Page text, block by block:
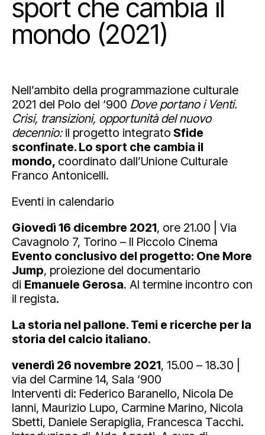
sport che cambia il
mondo (2021)
Nell’ambito della programmazione culturale
2021 del Polo del ‘900 Dove portano i Venti.
Crisi, transizioni, opportunità del nuovo
decennio:il progetto integrato Sfide
sconfinate. Lo sport che cambia il
mondo, coordinato dall’Unione Culturale
Franco Antonicelli.
Eventi in calendario
Giovedì 16 dicembre 2021, ore 21.00 | Via
Cavagnolo 7, Torino – Il Piccolo Cinema
Evento conclusivo del progetto: One More
Jump, proiezione del documentario
di Emanuele Gerosa. Al termine incontro con
il regista.
La storia nel pallone. Temi e ricerche per la
storia del calcio italiano.
venerdì 26 novembre 2021, 15.00 – 18.30 |
via del Carmine 14, Sala ‘900
Interventi di: Federico Baranello, Nicola De
Ianni, Maurizio Lupo, Carmine Marino, Nicola
Sbetti, Daniele Serapiglia, Francesca Tacchi.